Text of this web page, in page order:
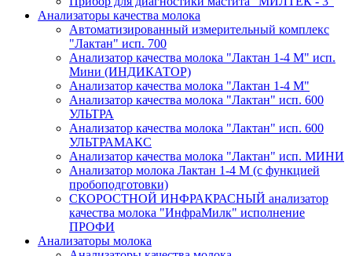
Анализаторы качества молока
Автоматизированный измерительный комплекс
"Лактан" исп. 700
Анализатор качества молока "Лактан 1-4 М" исп.
Мини (ИНДИКАТОР)
Анализатор качества молока "Лактан 1-4 M"
Анализатор качества молока "Лактан" исп. 600
УЛЬТРА
Анализатор качества молока "Лактан" исп. 600
УЛЬТРАМАКС
Анализатор качества молока "Лактан" исп. МИНИ
Анализатор молока Лактан 1-4 М (с функцией
пробоподготовки)
СКОРОСТНОЙ ИНФРАКРАСНЫЙ анализатор
качества молока "ИнфраМилк" исполнение
ПРОФИ
Анализаторы молока